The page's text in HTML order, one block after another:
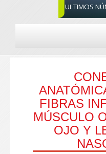
ULTIMOS
FIBRAS
MÚSCULO
OJO Y